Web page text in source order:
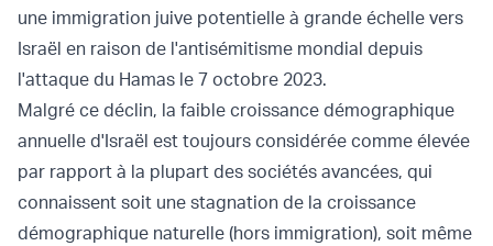
une immigration juive potentielle à grande échelle vers
Israël en raison de l'antisémitisme mondial depuis
l'attaque du Hamas le 7 octobre 2023.
Malgré ce déclin, la faible croissance démographique
annuelle d'Israël est toujours considérée comme élevée
par rapport à la plupart des sociétés avancées, qui
connaissent soit une stagnation de la croissance
démographique naturelle (hors immigration), soit même